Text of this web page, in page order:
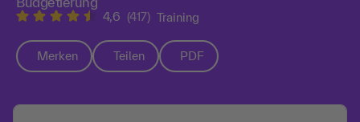
4,6 (417) Training
Merken Teilen PDF